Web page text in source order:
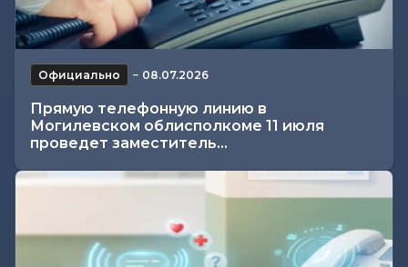
Официально − 08.07.2026
Прямую телефонную линию в
Могилевском облисполкоме 11 июля
проведет заместитель...